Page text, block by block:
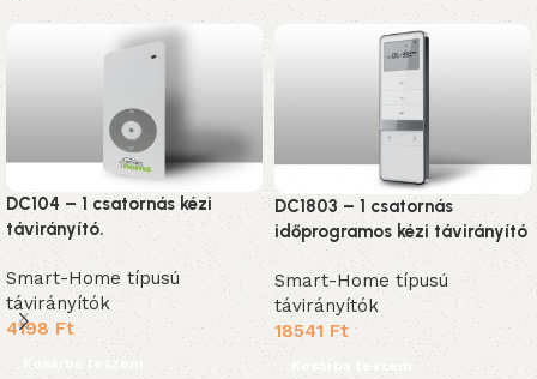
DC104 – 1 csatornás kézi
távirányító.
Smart-Home típusú
távirányítók
4198 Ft
Kosárba teszem
DC1803 – 1 csatornás
időprogramos kézi távirányító
Smart-Home típusú
távirányítók
18541 Ft
Kosárba teszem